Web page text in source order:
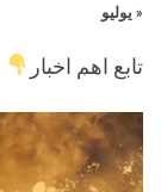
« يوليو
تابع اهم اخبار